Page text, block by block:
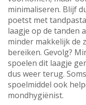
minimaliseren. Blijf
poetst met
laagje op de tanden
minder makkelijk de
bereiken. Gevolg?
spoelen dit laagje
dus weer terug.
spoelmiddel ook
mondhygiënist.